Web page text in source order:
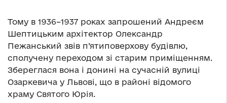
Тому в 1936–1937 роках запрошений Андреєм
Шептицьким архітектор Олександр
Пежанський звів п’ятиповерхову будівлю,
сполучену переходом зі старим приміщенням.
Збереглася вона і донині на сучасній вулиці
Озаркевича у Львові, що в районі відомого
храму Святого Юрія.